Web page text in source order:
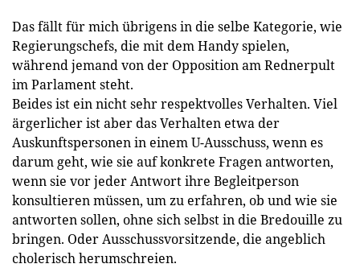
Das fällt für mich übrigens in die selbe Kategorie, wie
Regierungschefs, die mit dem Handy spielen,
während jemand von der Opposition am Rednerpult
im Parlament steht.
Beides ist ein nicht sehr respektvolles Verhalten. Viel
ärgerlicher ist aber das Verhalten etwa der
Auskunftspersonen in einem U-Ausschuss, wenn es
darum geht, wie sie auf konkrete Fragen antworten,
wenn sie vor jeder Antwort ihre Begleitperson
konsultieren müssen, um zu erfahren, ob und wie sie
antworten sollen, ohne sich selbst in die Bredouille zu
bringen. Oder Ausschussvorsitzende, die angeblich
cholerisch herumschreien.